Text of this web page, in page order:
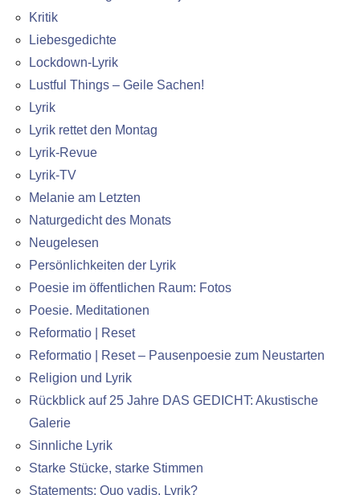
Kritik
Liebesgedichte
Lockdown-Lyrik
Lustful Things – Geile Sachen!
Lyrik
Lyrik rettet den Montag
Lyrik-Revue
Lyrik-TV
Melanie am Letzten
Naturgedicht des Monats
Neugelesen
Persönlichkeiten der Lyrik
Poesie im öffentlichen Raum: Fotos
Poesie. Meditationen
Reformatio | Reset
Reformatio | Reset – Pausenpoesie zum Neustarten
Religion und Lyrik
Rückblick auf 25 Jahre DAS GEDICHT: Akustische
Galerie
Sinnliche Lyrik
Starke Stücke, starke Stimmen
Statements: Quo vadis, Lyrik?